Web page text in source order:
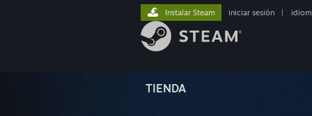
TIENDA
Instalar Steam iniciar sesión